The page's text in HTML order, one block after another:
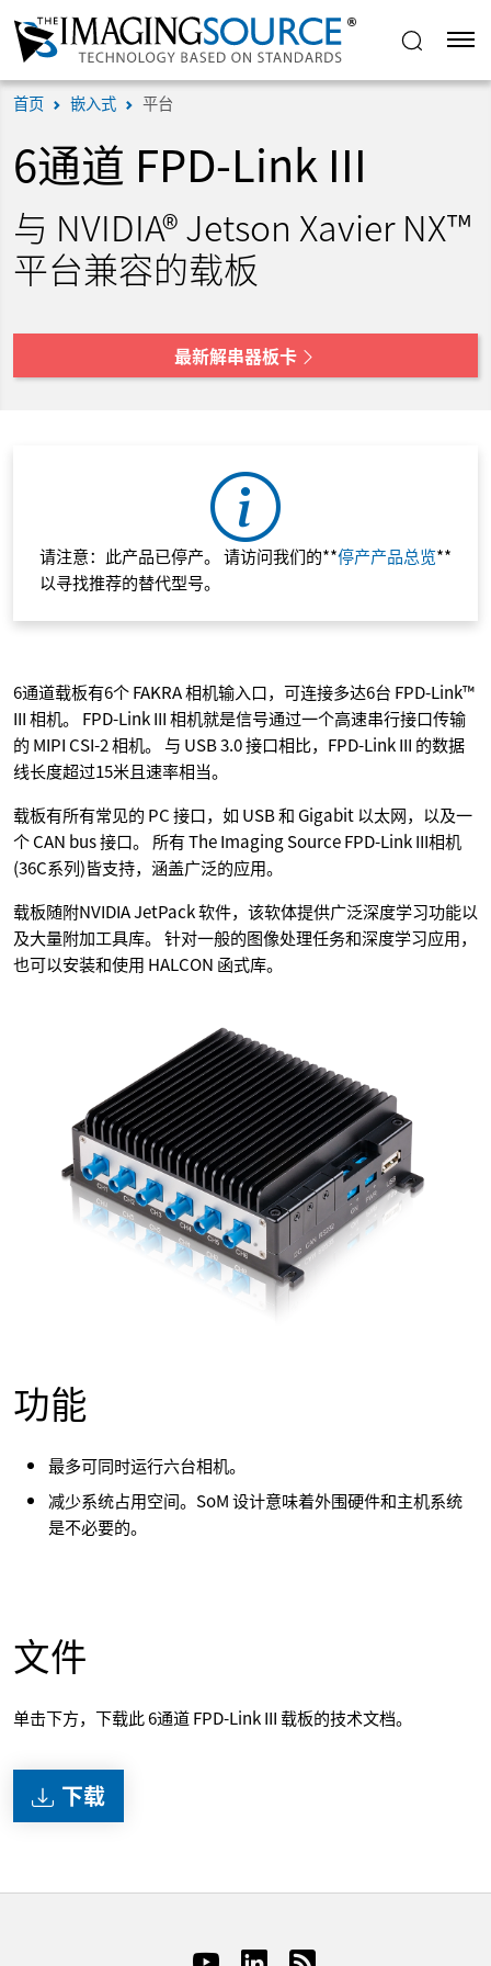
首页 嵌入式 平台
6通道 FPD-Link III
与 NVIDIA® Jetson Xavier NX™
平台兼容的载板
最新解串器板卡
请注意：此产品已停产。 请访问我们的**停产产品总览**
以寻找推荐的替代型号。
6通道载板有6个 FAKRA 相机输入口，可连接多达6台 FPD-Link™
III 相机。 FPD-Link III 相机就是信号通过一个高速串行接口传输
的 MIPI CSI-2 相机。 与 USB 3.0 接口相比，FPD-Link III 的数据
线长度超过15米且速率相当。
载板有所有常见的 PC 接口，如 USB 和 Gigabit 以太网，以及一
个 CAN bus 接口。 所有 The Imaging Source FPD-Link III相机
(36C系列)皆支持，涵盖广泛的应用。
载板随附NVIDIA JetPack 软件，该软体提供广泛深度学习功能以
及大量附加工具库。 针对一般的图像处理任务和深度学习应用，
也可以安装和使用 HALCON 函式库。
功能
最多可同时运行六台相机。
减少系统占用空间。SoM 设计意味着外围硬件和主机系统
是不必要的。
文件
单击下方，下载此 6通道 FPD-Link III 载板的技术文档。
下载